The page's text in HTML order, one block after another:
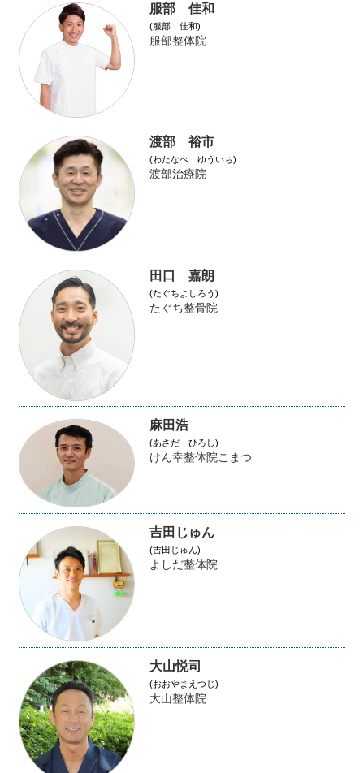
服部 佳和
(服部 佳和)
服部整体院
渡部 裕市
(わたなべ ゆういち)
渡部治療院
田口 嘉朗
(たぐちよしろう)
たぐち整骨院
麻田浩
(あさだ ひろし)
けん幸整体院こまつ
吉田じゅん
(吉田じゅん)
よしだ整体院
大山悦司
(おおやまえつじ)
大山整体院